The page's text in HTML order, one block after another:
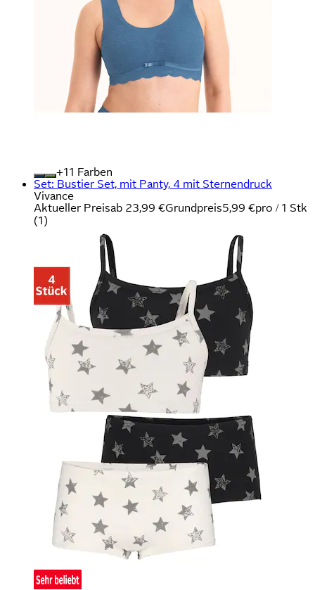
+
Farben
Set: Bustier Set, mit Panty, 4 mit Sternendruck
Vivance
Aktueller Preisab 23,99 €Grundpreis5,99 €pro / 1 Stk
(1)